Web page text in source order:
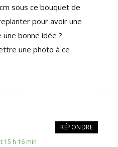
sous ce bouquet de
pour avoir une
bonne idée ?
une photo à ce
RÉPONDRE
15 h 16 min